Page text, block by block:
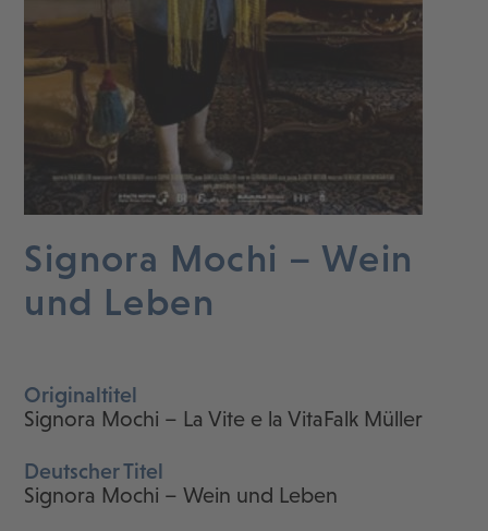
Signora Mochi – Wein
und Leben
Originaltitel
Signora Mochi – La Vite e la VitaFalk Müller
Deutscher Titel
Signora Mochi – Wein und Leben